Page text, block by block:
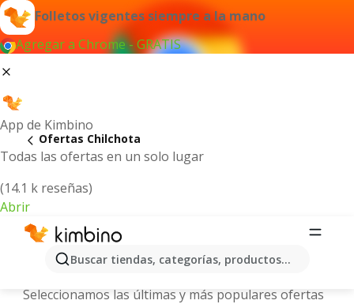
Folletos vigentes siempre a la mano
Agregar a Chrome - GRATIS
App de Kimbino
Todas las ofertas en un solo lugar
(14.1 k reseñas)
Abrir
Buscar tiendas, categorías, productos...
Ofertas Chilchota
Chilchota - Folletos y ofertas más
Seleccionamos las últimas y más populares ofertas